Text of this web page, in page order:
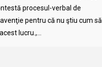
procesul-verbal de
pentru că nu ştiu cum să
lucru.,...